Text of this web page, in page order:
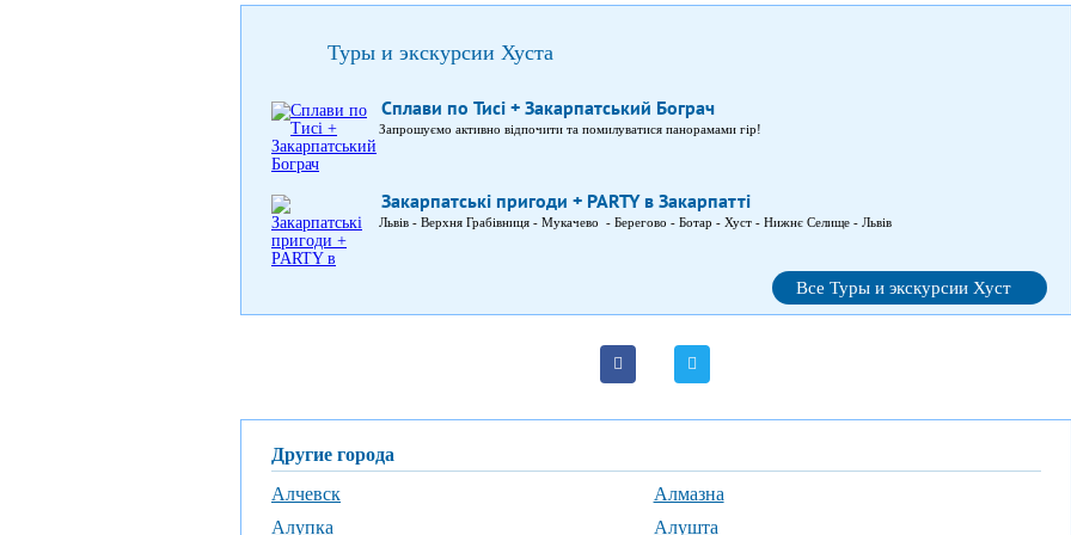
Туры и экскурсии Хуста
Сплави по Тисі + Закарпатський Бограч
Запрошуємо активно відпочити та помилуватися панорамами гір!
Закарпатські пригоди + PARTY в Закарпатті
Львів - Верхня Грабівниця - Мукачево - Берегово - Ботар - Хуст - Нижнє Селище - Львів
Все Туры и экскурсии Хуст
Другие города
Алчевск
Алмазна
Алупка
Алушта